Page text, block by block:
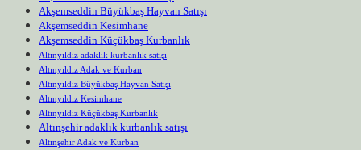
Akşemseddin Büyükbaş Hayvan Satışı
Akşemseddin Kesimhane
Akşemseddin Küçükbaş Kurbanlık
Altınyıldız adaklık kurbanlık satışı
Altınyıldız Adak ve Kurban
Altınyıldız Büyükbaş Hayvan Satışı
Altınyıldız Kesimhane
Altınyıldız Küçükbaş Kurbanlık
Altınşehir adaklık kurbanlık satışı
Altınşehir Adak ve Kurban